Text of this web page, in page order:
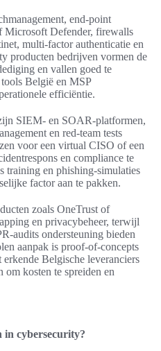
end-point
Microsoft Defender, firewalls
multi-factor authenticatie en
producten bedrijven vormen de
en vallen goed te
België en MSP
efficiëntie.
SIEM- en SOAR-platformen,
en red-team tests
voor een virtual CISO of een
en compliance te
training en phishing-simulaties
factor aan te pakken.
zoals OneTrust of
en privacybeheer, terwijl
audits ondersteuning bieden
aanpak is proof-of-concepts
Belgische leveranciers
kosten te spreiden en
in cybersecurity?